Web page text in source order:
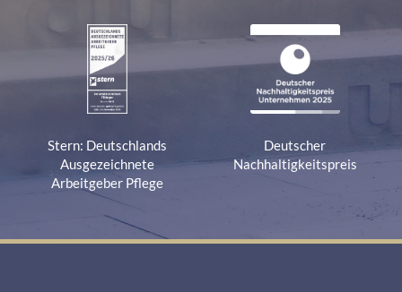
Stern: Deutschlands
Ausgezeichnete
Arbeitgeber Pflege
Deutscher
Nachhaltigkeitspreis